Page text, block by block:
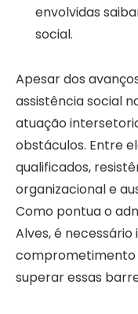
envolvidas
social.
Apesar dos
assistência social
atuação
obstáculos. Entre
qualificados,
organizacional e
Como pontua o
Alves, é
comprometimento
superar essas